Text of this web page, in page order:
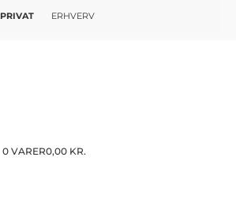
PRIVAT ERHVERV
0 VARER0,00 KR.